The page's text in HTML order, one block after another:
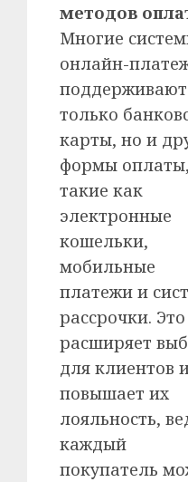
методов
Многие
онлайн-
только
карты, но и
формы оплаты,
такие как
электронные
кошельки,
мобильные
платежи и
рассрочки. Это
расширяет
для клиентов
повышает их
лояльность,
каждый
покупатель